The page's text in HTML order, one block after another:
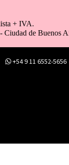
+54 9 11 6552-5656
+ IVA.
Ciudad de Buenos